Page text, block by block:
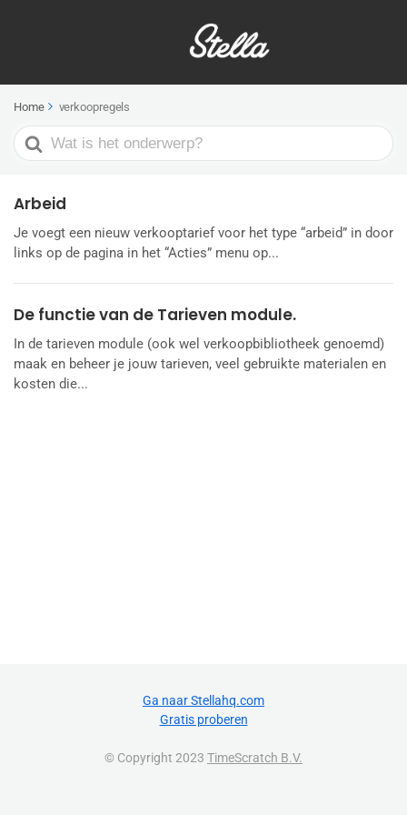
Home verkoopregels
Search
For
Arbeid
Je voegt een nieuw verkooptarief voor het type “arbeid” in door
links op de pagina in het “Acties” menu op...
De functie van de Tarieven module.
In de tarieven module (ook wel verkoopbibliotheek genoemd)
maak en beheer je jouw tarieven, veel gebruikte materialen en
kosten die...
Ga naar Stellahq.com
Gratis proberen
© Copyright 2023 TimeScratch B.V.